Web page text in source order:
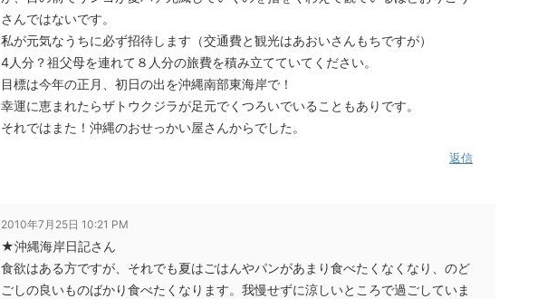
さんではないです。
私が元気なうちに必ず招待します（交通費と観光はあおいさんもちですが）
4人分？祖父母を連れて８人分の旅費を積み立てていてください。
目標は今年の正月、初日の出を沖縄南部東海岸で！
幸運に恵まれたらザトウクジラが足元でくつろいでいることもありです。
それではまた！沖縄のおせっかい屋さんからでした。
返信
2010年7月25日 10:21 PM
★沖縄海岸日記さん
食欲はある方ですが、それでも夏はごはんやパンがあまり食べたくなくなり、のど
ごしの良いものばかり食べたくなります。我慢せずに涼しいところで過ごしていま